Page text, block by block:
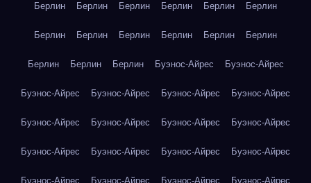
Берлин Берлин Берлин Берлин Берлин Берлин
Берлин Берлин Берлин Берлин Берлин Берлин
Берлин Берлин Берлин Буэнос-Айрес Буэнос-Айрес
Буэнос-Айрес Буэнос-Айрес Буэнос-Айрес Буэнос-Айрес
Буэнос-Айрес Буэнос-Айрес Буэнос-Айрес Буэнос-Айрес
Буэнос-Айрес Буэнос-Айрес Буэнос-Айрес Буэнос-Айрес
Буэнос-Айрес Буэнос-Айрес Буэнос-Айрес Буэнос-Айрес